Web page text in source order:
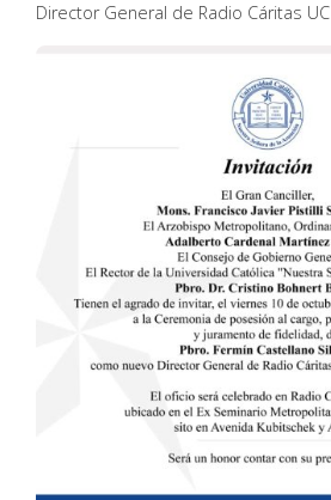
Director General de Radio Cáritas UC